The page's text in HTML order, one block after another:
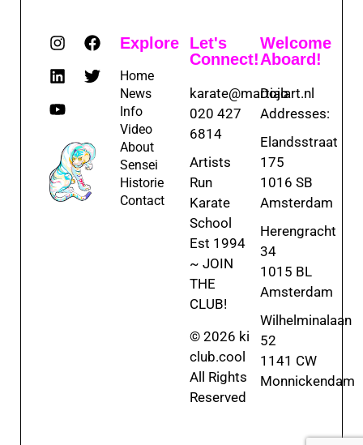
Explore
Home
News
Info
Video
About
Sensei
Historie
Contact
Let's
Connect!
karate@martialart.nl
020 427
6814
Artists
Run
Karate
School
Est 1994
~ JOIN
THE
CLUB!
© 2026 ki
club.cool
All Rights
Reserved
Welcome
Aboard!
Dojo
Addresses:
Elandsstraat
175
1016 SB
Amsterdam
Herengracht
34
1015 BL
Amsterdam
Wilhelminalaan
52
1141 CW
Monnickendam